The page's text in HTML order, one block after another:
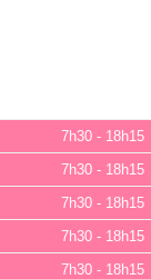
7h30 - 18h15
7h30 - 18h15
7h30 - 18h15
7h30 - 18h15
7h30 - 18h15